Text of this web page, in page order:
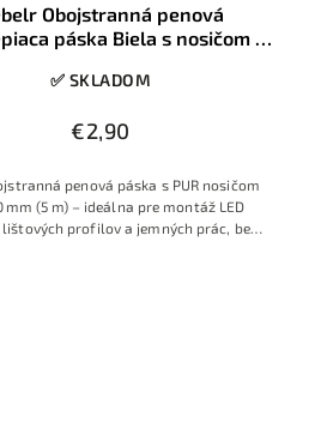
Obojstranná penová
páska Biela s nosičom z
✅ SKLADOM
€2,90
penová páska s PUR nosičom
mm (5 m) – ideálna pre montáž LED
lištových profilov a jemných prác, bez